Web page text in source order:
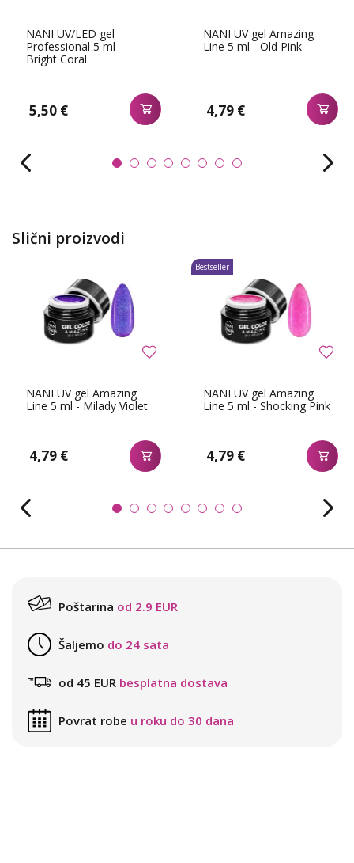
NANI UV/LED gel
Professional 5 ml –
Bright Coral
5,50 €
NANI UV gel Amazing
Line 5 ml - Old Pink
4,79 €
Slični proizvodi
NANI UV gel Amazing
Line 5 ml - Milady Violet
4,79 €
NANI UV gel Amazing
Line 5 ml - Shocking Pink
4,79 €
Bestseller
Poštarina od 2.9 EUR
Šaljemo do 24 sata
od 45 EUR besplatna dostava
Povrat robe u roku do 30 dana